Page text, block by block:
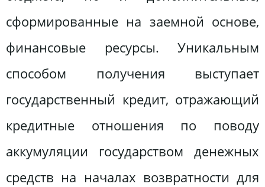
сформированные на заемной основе,
финансовые ресурсы. Уникальным
способом получения выступает
государственный кредит, отражающий
кредитные отношения по поводу
аккумуляции государством денежных
средств на началах возвратности для